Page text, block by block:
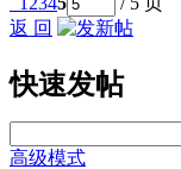
返 回
快速发帖
高级模式